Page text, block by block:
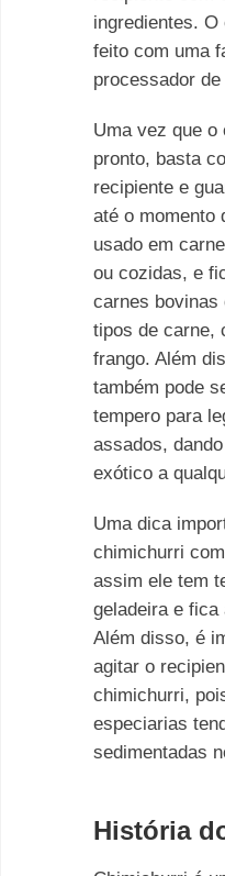
ingredientes.
feito com uma
processador
Uma vez que
pronto, basta
recipiente e
até o momento
usado em
ou cozidas, e
carnes bovinas
tipos de carne,
frango. Além
também pode
tempero para
assados,
exótico a
Uma dica
chimichurri
assim ele tem
geladeira e fica
Além disso, é
agitar o
chimichurri,
especiarias
sedimentadas
História